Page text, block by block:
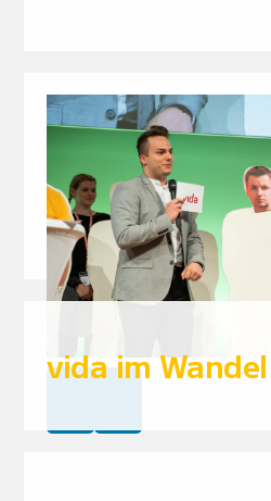
vida im Wandel